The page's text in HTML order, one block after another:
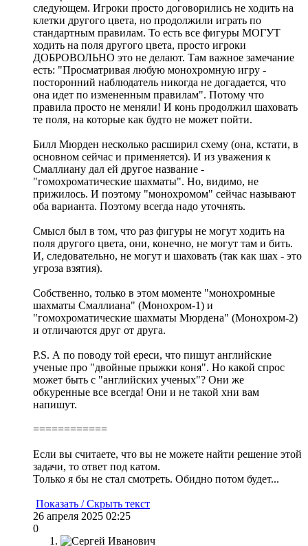
следующем. Игроки просто договорились не ходить на
клетки другого цвета, но продолжили играть по
стандартным правилам. То есть все фигуры МОГУТ
ходить на поля другого цвета, просто игроки
ДОБРОВОЛЬНО это не делают. Там важное замечание
есть: "Просматривая любую монохромную игру -
посторонний наблюдатель никогда не догадается, что
она идет по измененным правилам". Потому что
правила просто не меняли! И конь продолжил шаховать
те поля, на которые как будто не может пойти.
Билл Мюрден несколько расширил схему (она, кстати, в
основном сейчас и применяется). И из уважения к
Смаллиану дал ей другое название -
"гомохроматические шахматы". Но, видимо, не
прижилось. И поэтому "монохромом" сейчас называют
оба варианта. Поэтому всегда надо уточнять.
Смысл был в том, что раз фигуры не могут ходить на
поля другого цвета, они, конечно, не могут там и бить.
И, следовательно, не могут и шаховать (так как шах - это
угроза взятия).
Собственно, только в этом моменте "монохромные
шахматы Смаллиана" (Монохром-1) и
"гомохроматические шахматы Мюрдена" (Монохром-2)
и отличаются друг от друга.
P.S. А по поводу той ереси, что пишут английские
ученые про "двойные прыжки коня". Но какой спрос
может быть с "английских ученых"? Они же
обкуренные все всегда! Они и не такой хни вам
напишут.
============
Если вы считаете, что вы не можете найти решение этой
задачи, то ответ под катом.
Только я бы не стал смотреть. Обидно потом будет...
Показать / Скрыть текст
26 апреля 2025 02:25
0